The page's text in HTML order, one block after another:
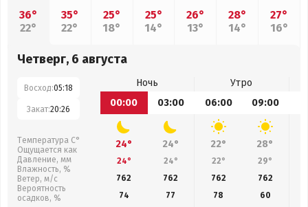
36°
22°
35°
22°
25°
18°
25°
14°
26°
13°
28°
14°
27°
16°
Четверг, 6 августа
Восход:05:18
Закат:20:26
Температура С°
Ощущается как
Давление, мм
Влажность, %
Ветер, м/с
Вероятность
осадков, %
Ночь
Утро
00:00
03:00 06:00 09:00
24° 24° 22° 28°
24° 24° 22° 29°
762
762 762 762
74
77 78 60